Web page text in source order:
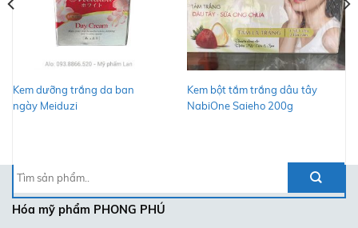
Kem dưỡng trắng da ban
ngày Meiduzi
Kem bột tắm trắng dâu tây
NabiOne Saieho 200g
Tìm
kiếm:
Hóa mỹ phẩm PHONG PHÚ